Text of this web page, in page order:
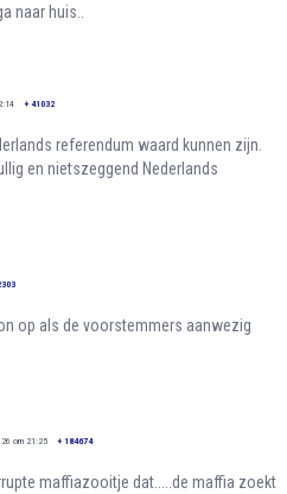
naar huis..
+ 41032
referendum waard kunnen zijn.
en nietszeggend Nederlands
op als de voorstemmers aanwezig
om 21:25 + 184674
maffiazooitje dat.....de maffia zoekt